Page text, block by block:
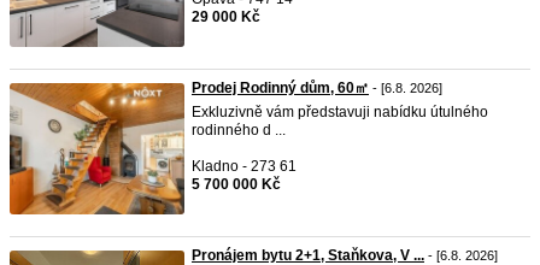
29 000 Kč
Prodej Rodinný dům, 60㎡ - [6.8. 2026]
Exkluzivně vám představuji nabídku útulného
rodinného d ...
Kladno - 273 61
5 700 000 Kč
Pronájem bytu 2+1, Staňkova, V ... - [6.8. 2026]